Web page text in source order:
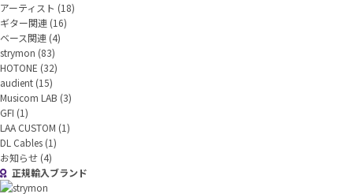
アーティスト (18)
ギター関連 (16)
ベース関連 (4)
strymon (83)
HOTONE (32)
audient (15)
Musicom LAB (3)
GFI (1)
LAA CUSTOM (1)
DL Cables (1)
お知らせ (4)
正規輸入ブランド